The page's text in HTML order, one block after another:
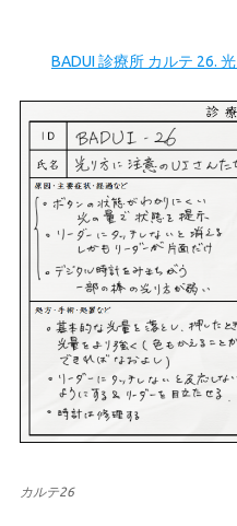
BADUI 診療所 カルテ 26.
カルテ26